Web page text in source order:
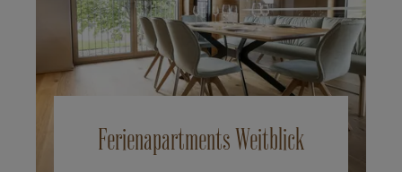
Ferienapartments Weitblick